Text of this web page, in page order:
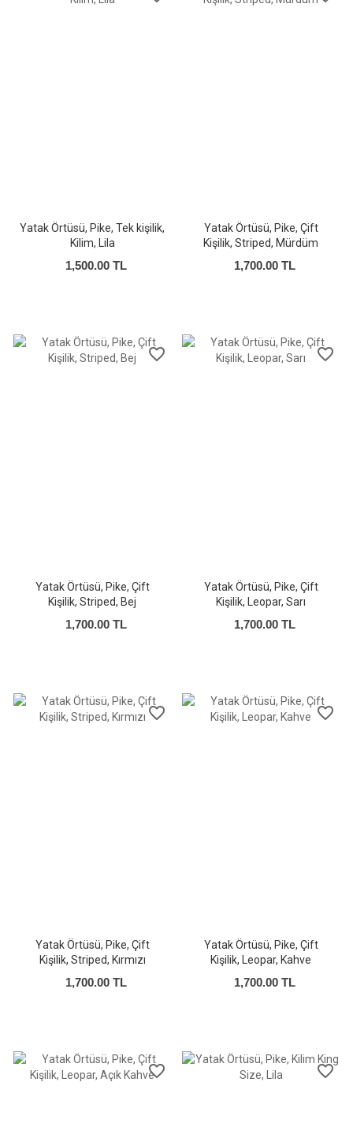
Yatak Örtüsü, Pike, Tek kişilik,
Kilim, Lila
1,500.00 TL
Yatak Örtüsü, Pike, Çift
Kişilik, Striped, Mürdüm
1,700.00 TL
favorite_border
Yatak Örtüsü, Pike, Çift
Kişilik, Striped, Bej
1,700.00 TL
favorite_border
Yatak Örtüsü, Pike, Çift
Kişilik, Leopar, Sarı
1,700.00 TL
favorite_border
Yatak Örtüsü, Pike, Çift
Kişilik, Striped, Kırmızı
1,700.00 TL
favorite_border
Yatak Örtüsü, Pike, Çift
Kişilik, Leopar, Kahve
1,700.00 TL
favorite_border favorite_border